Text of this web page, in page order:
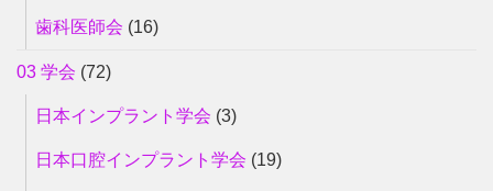
歯科医師会 (16)
03 学会 (72)
日本インプラント学会 (3)
日本口腔インプラント学会 (19)